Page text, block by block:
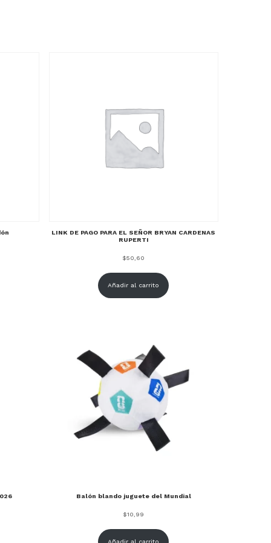
LINK DE PAGO PARA EL SEÑOR BRYAN CARDENAS
RUPERTI
$50,60
Añadir al carrito
Balón blando juguete del Mundial
$10,99
Añadir al carrito